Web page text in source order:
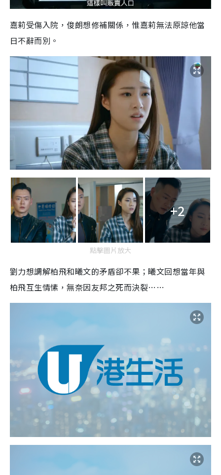
嘉莉受傷入院，俊朗想修補關係，惟嘉莉無法原諒他當
日不辭而別。
+2
點擊圖片放大
劉力想調解柏飛和曦文的矛盾卻不果；曦文回想當年與
柏飛互生情愫，無奈因友邦之死而決裂……